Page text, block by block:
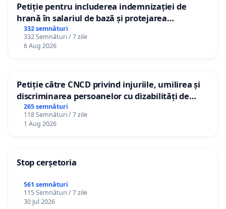
Petiție pentru includerea indemnizației de
hrană în salariul de bază și protejarea
gradațiilor de vechime pentru asistenții
personali
332 semnături
332 Semnături / 7 zile
6 Aug 2026
Petiție către CNCD privind injuriile, umilirea și
discriminarea persoanelor cu dizabilități de
către utilizatorul TikTok „Gorici”
265 semnături
118 Semnături / 7 zile
1 Aug 2026
Stop cerșetoria
561 semnături
115 Semnături / 7 zile
30 Jul 2026